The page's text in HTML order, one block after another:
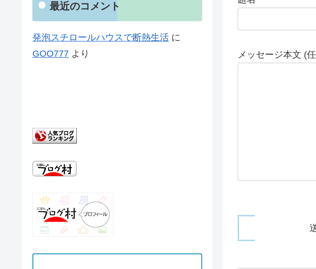
メッセージ本文 (
最近のコメント
発泡スチロールハウスで断熱生活 に
GOO777 より